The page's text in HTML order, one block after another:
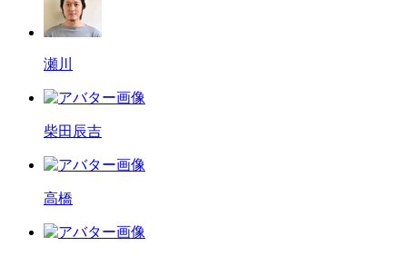
瀬川
柴田辰吉
高橋